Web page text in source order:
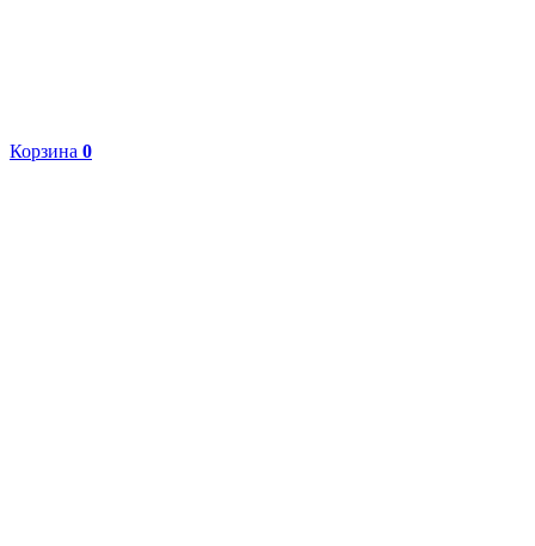
Корзина 0